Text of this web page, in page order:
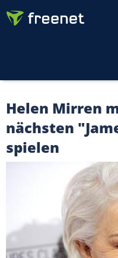
Helen Mirren
nächsten
spielen